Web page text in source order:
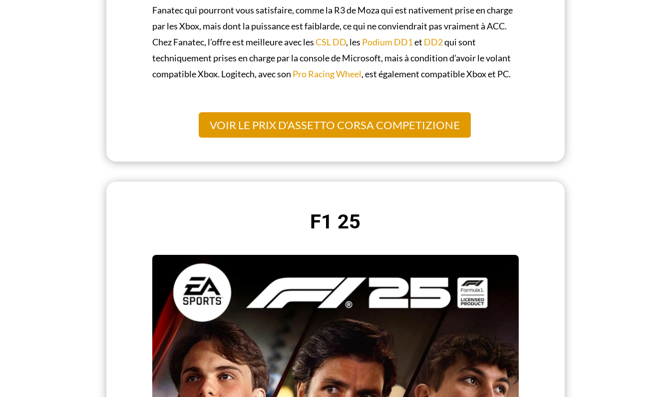
Fanatec qui pourront vous satisfaire, comme la R3 de Moza qui est nativement prise en charge
par les Xbox, mais dont la puissance est faiblarde, ce qui ne conviendrait pas vraiment à ACC.
Chez Fanatec, l’offre est meilleure avec lesCSL DD, les Podium DD1et DD2qui sont
techniquement prises en charge par la console de Microsoft, mais à condition d’avoir le volant
compatible Xbox. Logitech, avec son Pro Racing Wheel, est également compatible Xbox et PC.
VOIR LE PRIX D'ASSETTO CORSA COMPETIZIONE
F1 25